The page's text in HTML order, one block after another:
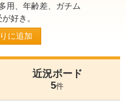
用、年齢差、ガチム
好き。
に追加
近況ボード
5件